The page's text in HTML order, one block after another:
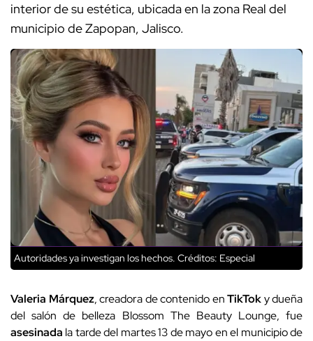
interior de su estética, ubicada en la zona Real del
municipio de Zapopan, Jalisco.
Autoridades ya investigan los hechos. Créditos: Especial
Valeria Márquez, creadora de contenido enTikToky dueña
del salón de belleza Blossom The Beauty Lounge, fue
asesinada la tarde del martes 13 de mayo en el municipio de